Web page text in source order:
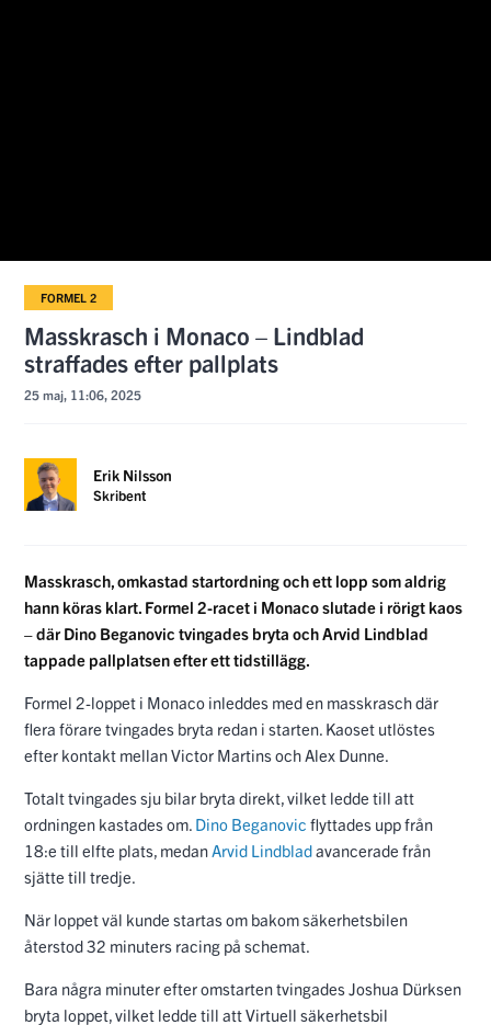
FORMEL 2
Masskrasch i Monaco – Lindblad
straffades efter pallplats
25 maj, 11:06, 2025
Erik Nilsson
Skribent
Masskrasch, omkastad startordning och ett lopp som aldrig
hann köras klart. Formel 2-racet i Monaco slutade i rörigt kaos
– där Dino Beganovic tvingades bryta och Arvid Lindblad
tappade pallplatsen efter ett tidstillägg.
Formel 2-loppet i Monaco inleddes med en masskrasch där
flera förare tvingades bryta redan i starten. Kaoset utlöstes
efter kontakt mellan Victor Martins och Alex Dunne.
Totalt tvingades sju bilar bryta direkt, vilket ledde till att
ordningen kastades om. Dino Beganovic flyttades upp från
18:e till elfte plats, medanArvid Lindbladavancerade från
sjätte till tredje.
När loppet väl kunde startas om bakom säkerhetsbilen
återstod 32 minuters racing på schemat.
Bara några minuter efter omstarten tvingades Joshua Dürksen
bryta loppet, vilket ledde till att Virtuell säkerhetsbil